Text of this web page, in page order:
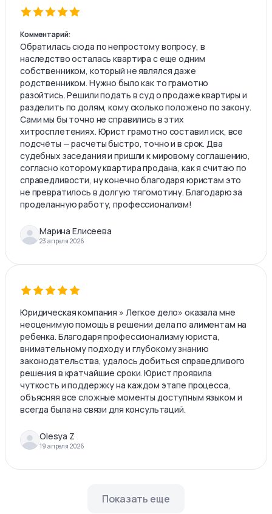
Комментарий:
Обратилась сюда по непростому вопросу, в
наследство осталась квартира с еще одним
собственником, который не являлся даже
родственником. Нужно было как то грамотно
разойтись. Решили подать в суд о продаже квартиры и
разделить по долям, кому сколько положено по закону.
Сами мы бы точно не справились в этих
хитросплетениях. Юрист грамотно составил иск, все
подсчёты — расчеты быстро, точно и в срок. Два
судебных заседания и пришли к мировому соглашению,
согласно которому квартира продана, как я считаю по
справедливости, ну конечно благодаря юристам это
не превратилось в долгую тягомотину. Благодарю за
проделанную работу, профессионализм!
Марина Елисеева
23 апреля 2026
Юридическая компания » Легкое дело» оказала мне
неоценимую помощь в решении дела по алиментам на
ребенка. Благодаря профессионализму юриста,
внимательному подходу и глубокому знанию
законодательства, удалось добиться справедливого
решения в кратчайшие сроки. Юрист проявила
чуткость и поддержку на каждом этапе процесса,
объясняя все сложные моменты доступным языком и
всегда была на связи для консультаций.
Olesya Z
19 апреля 2026
Показать еще